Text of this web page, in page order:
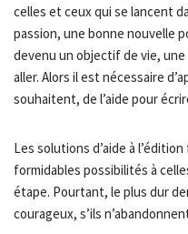
celles et ceux qui se lancent
passion, une bonne nouvelle
devenu un objectif de vie, une
aller. Alors il est nécessaire
souhaitent, de l’aide pour
Les solutions d’aide à
formidables possibilités à
étape. Pourtant, le plus dur
courageux, s’ils